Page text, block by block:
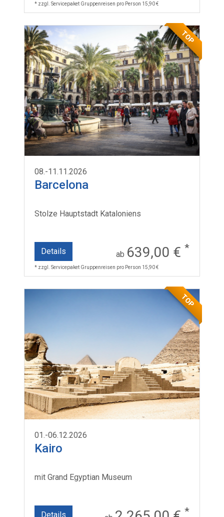
* zzgl. Servicepaket Gruppenreisen pro Person 15,90 €
TOP
08.-11.11.2026
Barcelona
Stolze Hauptstadt Kataloniens
Details ab 639,00 € *
* zzgl. Servicepaket Gruppenreisen pro Person 15,90 €
TOP
01.-06.12.2026
Kairo
mit Grand Egyptian Museum
Details *